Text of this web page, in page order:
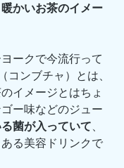
かいお茶のイメー
ークで今流行って
コンブチャ）とは、
イメージとはちょ
ー味などのジュー
菌が入っていて、
る美容ドリンクで